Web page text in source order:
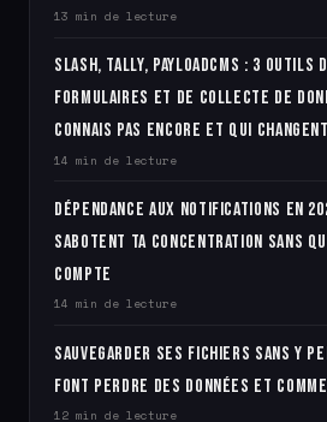
13 min de lecture
Slash, Tally, PayloadCMS : 3 outils
formulaires et de collecte de
connais pas encore et qui
14 min de lecture
Dépendance aux notifications en
sabotent ta concentration sans
compte
14 min de lecture
Sauvegarder ses fichiers sans y
font perdre des données et
12 min de lecture